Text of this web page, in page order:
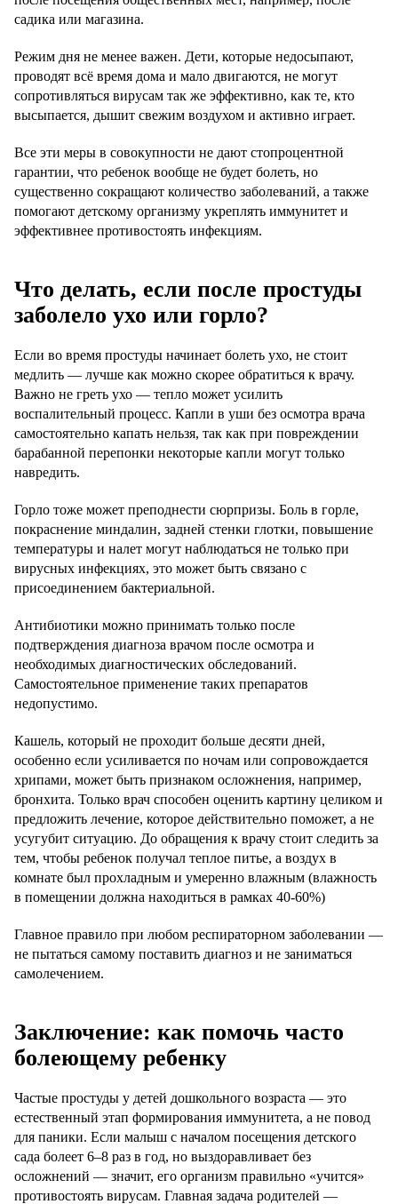
садика или магазина.
Режим дня не менее важен. Дети, которые недосыпают,
проводят всё время дома и мало двигаются, не могут
сопротивляться вирусам так же эффективно, как те, кто
высыпается, дышит свежим воздухом и активно играет.
Все эти меры в совокупности не дают стопроцентной
гарантии, что ребенок вообще не будет болеть, но
существенно сокращают количество заболеваний, а также
помогают детскому организму укреплять иммунитет и
эффективнее противостоять инфекциям.
Что делать, если после простуды
заболело ухо или горло?
Если во время простуды начинает болеть ухо, не стоит
медлить — лучше как можно скорее обратиться к врачу.
Важно не греть ухо — тепло может усилить
воспалительный процесс. Капли в уши без осмотра врача
самостоятельно капать нельзя, так как при повреждении
барабанной перепонки некоторые капли могут только
навредить.
Горло тоже может преподнести сюрпризы. Боль в горле,
покраснение миндалин, задней стенки глотки, повышение
температуры и налет могут наблюдаться не только при
вирусных инфекциях, это может быть связано с
присоединением бактериальной.
Антибиотики можно принимать только после
подтверждения диагноза врачом после осмотра и
необходимых диагностических обследований.
Самостоятельное применение таких препаратов
недопустимо.
Кашель, который не проходит больше десяти дней,
особенно если усиливается по ночам или сопровождается
хрипами, может быть признаком осложнения, например,
бронхита. Только врач способен оценить картину целиком и
предложить лечение, которое действительно поможет, а не
усугубит ситуацию. До обращения к врачу стоит следить за
тем, чтобы ребенок получал теплое питье, а воздух в
комнате был прохладным и умеренно влажным (влажность
в помещении должна находиться в рамках 40-60%)
Главное правило при любом респираторном заболевании —
не пытаться самому поставить диагноз и не заниматься
самолечением.
Заключение: как помочь часто
болеющему ребенку
Частые простуды у детей дошкольного возраста — это
естественный этап формирования иммунитета, а не повод
для паники. Если малыш с началом посещения детского
сада болеет 6–8 раз в год, но выздоравливает без
осложнений — значит, его организм правильно «учится»
противостоять вирусам. Главная задача родителей —